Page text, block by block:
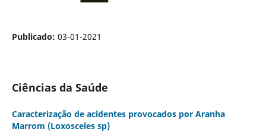
Publicado: 03-01-2021
Ciências da Saúde
Caracterização de acidentes provocados por Aranha
Marrom (Loxosceles sp)